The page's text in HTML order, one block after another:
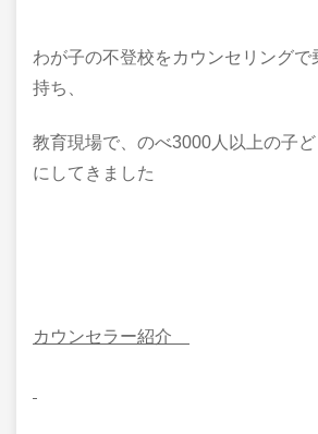
わが子の不登校をカウンセリングで
持ち、
教育現場で、のべ3000人以上の子
にしてきました
カウンセラー紹介